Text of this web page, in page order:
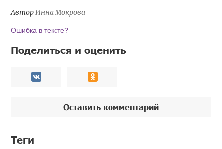
Автор Инна Мокрова
Ошибка в тексте?
Поделиться и оценить
Оставить комментарий
Теги